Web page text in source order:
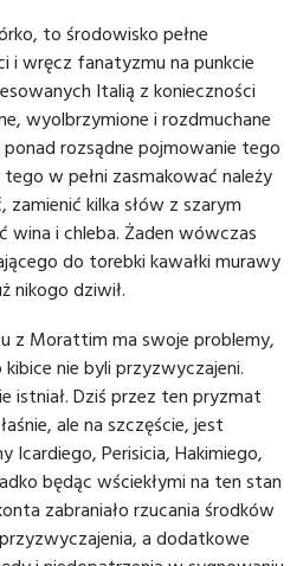
to środowisko pełne
i wręcz fanatyzmu na punkcie
Italią z konieczności
wyolbrzymione i rozdmuchane
rozsądne pojmowanie tego
w pełni zasmakować należy
kilka słów z szarym
wina i chleba. Żaden wówczas
do torebki kawałki murawy
nikogo dziwił.
z Morattim ma swoje problemy,
nie byli przyzwyczajeni.
istniał. Dziś przez ten pryzmat
ale na szczęście, jest
Icardiego, Perisicia, Hakimiego,
będąc wściekłymi na ten stan
zabraniało rzucania środków
a dodatkowe